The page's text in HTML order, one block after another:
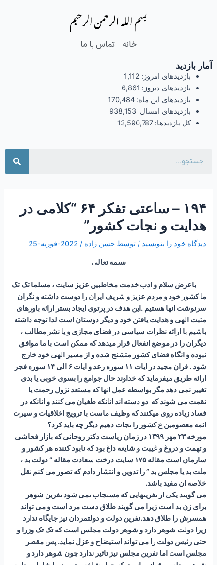
بسم الله الرحمن الرحیم
خانه تماس با ما
آمار بازدید
بازدیدهای امروز: 1,112
بازدیدهای دیروز: 6,861
بازدیدهای این ماه: 170,484
بازدیدهای امسال: 938,153
کل بازدیدها: 13,590,787
۱۹۴ – ساعتی تفکر ۶۴ “کلامی در
هدایت و نجات کشور”
دیدگاه‌ خود را بنویسید / توسطحسن زاده/ 2022-فوریه-25
بسمه تعالی
باعرض سلام و ادب خدمت مخاطبین عزیز سایت ، مسلما تک تک
ما کشور خود و مردم عزیز و شریف ایران را دوست داشته و نگران
سرنوشت انها هستیم .این هدف در پرتوی ایجاد بستر ارائه باورهای
مثبت الهی و هدایت یافتن خود و دیگر دوستان است لذا توجه داشته
باشیم با ارائه نظرات سیاسی در فضای مجازی و یا نشر مطالب ،
دیگران را در موضع انفعال قرار میدهد که ممکن است با ما موافق
نبوده و انگاه فضای کشور متشنج شده و از مسیر الهی خود خارج
شود . قران مجید در ایات ۱۱ سوره رعد و ایات ۶ الی ۱۴ سوره فجر
ارائه طریق میفرماید که خداوند حال جوامع را بسوی خوبی یا بدی
تغییر نمی دهد مگر بواسطه عمل انها که مستعد نزول رحمت یا
نقمت می شوند که دو دسته اند انانکه طغیان می کنند و انانکه در
فساد زیاده روی میکنند که وظیف ماست با ترویج اخلاقیات و سیرت
ائمه معصومین ع کشور را نجات دهیم دیگر چه باید کرد؟
مورخه ۲۳ مهر ۱۳۹۹ در زمان ریاست دکتر روحانی که بازار فحاشی
و تهمت و دروغ و غیبت و شایعه داغ بود که نابود کننده هر کشور و
سازمان است مقاله ۱۷۵ سایت درخت سعادت مقاله ” دولت بد ،
ملت بد یا مجلس بد ” را تدوین و انتشار دادم که تصور می کنم نقل
خلاصه ان مفید باشد.
می گویند یکی از نفرینهایی که مستجاب نمی شود نفرین شوهر
برای زن بد است زیرا می گویند طلاق دست مرد است و می تواند
همسرش را طلاق دهد.نفرین دولت و دولتمردان نیز جایگاه ندارد
زیرا دولت شوهر دارد و شوهر دولت مجلس است که تک تک وزرا و
حتی رئیس دولت را می تواند استیضاح و عزل نماید. پس مقصر
مجلس است اما نفرین مجلس نیز تاثیر ندارد چون شوهر دارد و